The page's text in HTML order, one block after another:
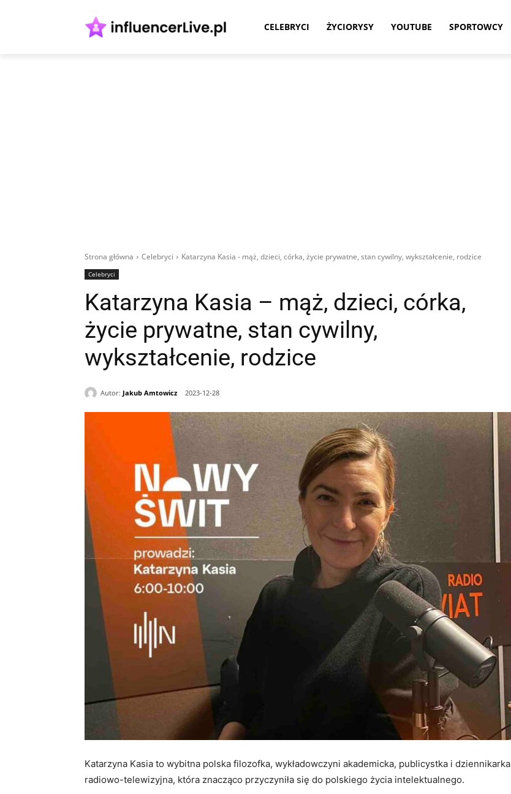
CELEBRYCI ŻYCIORYSY YOUTUBE SPORTOWCY
Strona główna Celebryci Katarzyna Kasia - mąż, dzieci, córka, życie prywatne, stan cywilny, wykształcenie, rodzice
Celebryci
Katarzyna Kasia – mąż, dzieci, córka,
życie prywatne, stan cywilny,
wykształcenie, rodzice
Autor: Jakub Amtowicz 2023-12-28
Katarzyna Kasia to wybitna polska filozofka, wykładowczyni akademicka, publicystka i dziennikarka
radiowo-telewizyjna, która znacząco przyczyniła się do polskiego życia intelektualnego.